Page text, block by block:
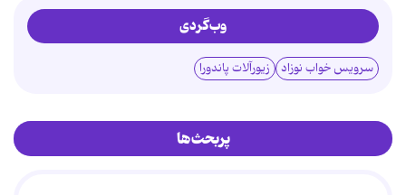
وب‌گردی
سرویس خواب نوزاد زیورآلات پاندورا
پربحث‌ها